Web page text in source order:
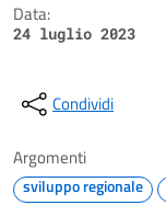
Data:
24 luglio 2023
Condividi
Argomenti
sviluppo regionale